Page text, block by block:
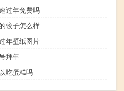
过年免费吗
饺子怎么样
年壁纸图片
拜年
吃蛋糕吗